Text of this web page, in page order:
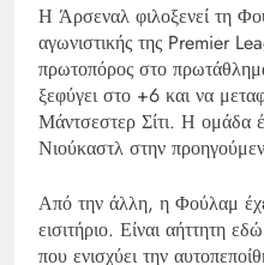
Η Άρσεναλ φιλοξενεί τη
αγωνιστικής της Premier
πρωτοπόρος στο
ξεφύγει στο +6 και να
Μάντσεστερ Σίτι. Η ομάδα
Νιούκαστλ στην
Από την άλλη, η Φούλαμ
εισιτήριο. Είναι αήττητη
που ενισχύει την